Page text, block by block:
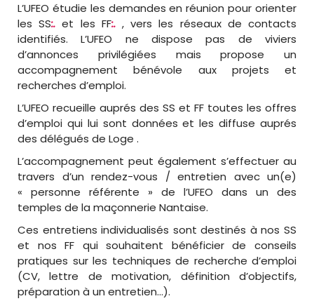
L’UFEO étudie les demandes en réunion pour orienter
les SS:. et les FF:., vers les réseaux de contacts
identifiés. L’UFEO ne dispose pas de viviers
d’annonces privilégiées mais propose un
accompagnement bénévole aux projets et
recherches d’emploi.
L’UFEO recueille auprés des SS et FF toutes les offres
d’emploi qui lui sont données et les diffuse auprés
des délégués de Loge .
L’accompagnement peut également s’effectuer au
travers d’un rendez-vous / entretien avec un(e)
« personne référente » de l’UFEO dans un des
temples de la maçonnerie Nantaise.
Ces entretiens individualisés sont destinés à nos SS
et nos FF qui souhaitent bénéficier de conseils
pratiques sur les techniques de recherche d’emploi
(CV, lettre de motivation, définition d’objectifs,
préparation à un entretien…).